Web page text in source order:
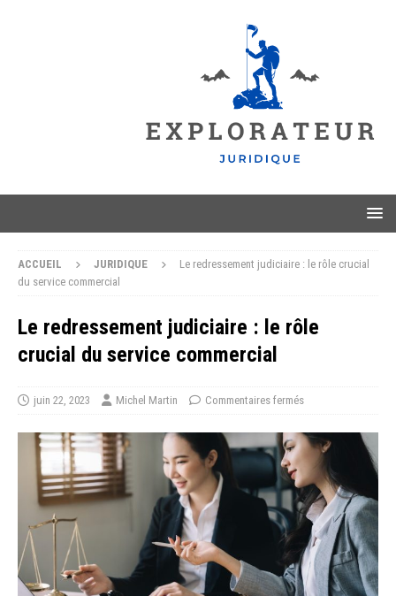
ACCUEIL JURIDIQUE
Le redressement judiciaire : le rôle crucial
du service commercial
Le redressement judiciaire : le rôle
crucial du service commercial
juin 22, 2023 Michel Martin Commentaires fermés